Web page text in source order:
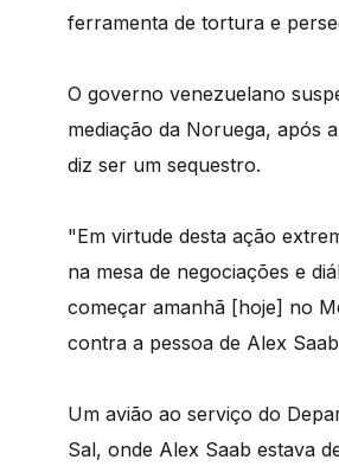
ferramenta de tortura e
O governo venezuelano
mediação da Noruega, após
diz ser um sequestro.
"Em virtude desta ação
na mesa de negociações e
começar amanhã [hoje] no
contra a pessoa de Alex
Um avião ao serviço do
Sal, onde Alex Saab estava